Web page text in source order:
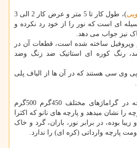
)، طول کار تا 5 متر و عرض کار 2 الی 3
ای است که نور را از خود رد نکرده و
نیز جواب می دهد.
وپروفیل ساخته شده است، قطعات آن در
رنگ کوره ای استاتیک ضد زنگ وضد
وی سی هستند که در آن ها از الیاف پلی
به منظور مقاومت پارچه در گراماژهای مختلف 450گرم 500گرم
را نشان میدهد و پارچه های نانو که اکثرا
بوده، در برابر نور، باران، گرد و خاک
پارچه وارداتی (کره ای) را ندارد.